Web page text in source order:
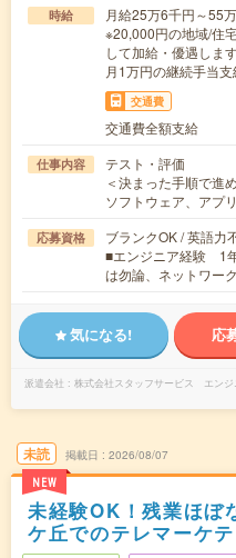
時給
月給25万6千円～55
※20,000円の地域/住
して加給・優遇しま
月1万円の継続手当支
交通費
交通費全額支給
仕事内容
テスト・評価
＜決まった手順で進
ソフトウェア、アプ
応募資格
ブランクOK / 英語力
■エンジニア経験 1
は勿論、ネットワー
気になる! 応
派遣会社
株式会社スタッフサービス エン
未読
NEW
掲載日 2026/08/07
未経験OK！残業ほ
ケ丘でのテレマーケ